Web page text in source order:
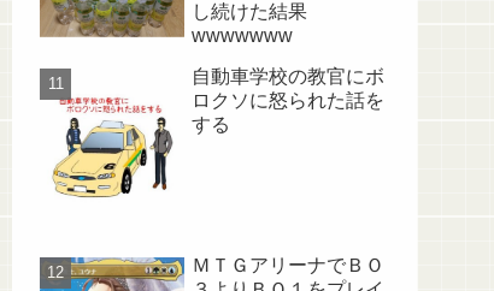
し続けた結果
wwwwwww
自動車学校の教官にボ
ロクソに怒られた話を
する
ＭＴＧアリーナでＢＯ